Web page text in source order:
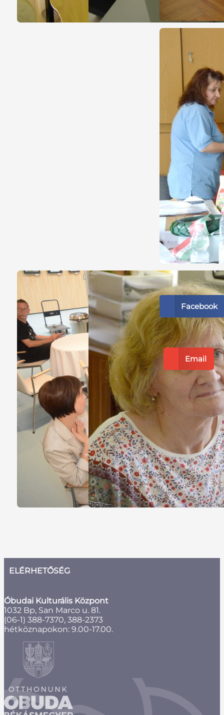
Megosztás
Facebook
Email
ELÉRHETŐSÉG
Óbudai Kulturális Központ
1032 Bp, San Marco u. 81.
(06-1) 388-7370, 388-2373
hétköznapokon: 9.00-17.00.